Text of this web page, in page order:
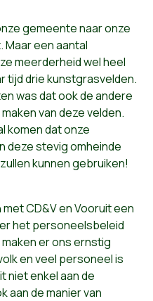
gemeente naar onze
een aantal
meerderheid wel heel
tijd drie kunstgrasvelden.
was dat ook de andere
van deze velden.
komen dat onze
deze stevig omheinde
kunnen gebruiken!
CD&V en Vooruit een
het personeelsbeleid
er ons ernstig
en veel personeel is
niet enkel aan de
aan de manier van